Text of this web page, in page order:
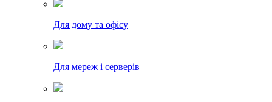
Для дому та офісу
Для мереж і серверів